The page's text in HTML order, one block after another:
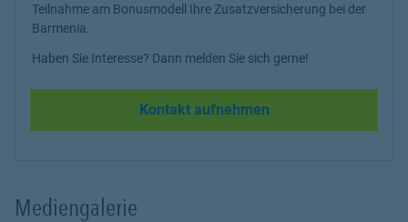
Teilnahme am Bonusmodell Ihre Zusatzversicherung bei der
Barmenia.
Haben Sie Interesse? Dann melden Sie sich gerne!
Kontakt aufnehmen
Mediengalerie